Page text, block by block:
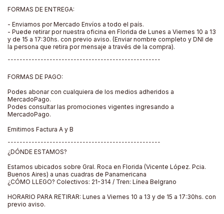
FORMAS DE ENTREGA:
- Enviamos por Mercado Envíos a todo el país.
- Puede retirar por nuestra oficina en Florida de Lunes a Viernes 10 a 13
y de 15 a 17:30hs. con previo aviso. (Enviar nombre completo y DNI de
la persona que retira por mensaje a través de la compra).
¯¯¯¯¯¯¯¯¯¯¯¯¯¯¯¯¯¯¯¯¯¯¯¯¯¯¯¯¯¯¯¯¯¯¯¯¯¯¯¯¯¯¯¯¯¯¯¯¯¯¯
FORMAS DE PAGO:
Podes abonar con cualquiera de los medios adheridos a
MercadoPago.
Podes consultar las promociones vigentes ingresando a
MercadoPago.
Emitimos Factura A y B
¯¯¯¯¯¯¯¯¯¯¯¯¯¯¯¯¯¯¯¯¯¯¯¯¯¯¯¯¯¯¯¯¯¯¯¯¯¯¯¯¯¯¯¯¯¯¯¯¯¯¯
¿DÓNDE ESTAMOS?
Estamos ubicados sobre Gral. Roca en Florida (Vicente López. Pcia.
Buenos Aires) a unas cuadras de Panamericana
¿CÓMO LLEGO? Colectivos: 21-314 / Tren: Línea Belgrano
HORARIO PARA RETIRAR: Lunes a Viernes 10 a 13 y de 15 a 17:30hs. con
previo aviso.